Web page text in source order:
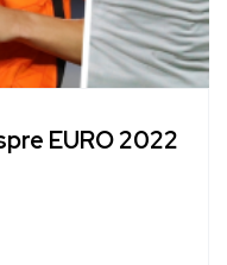
EURO 2022